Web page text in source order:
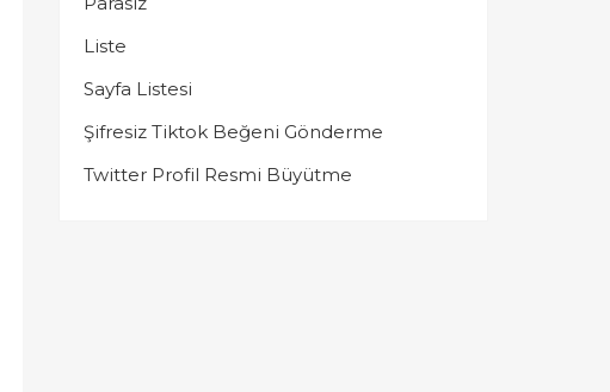
Liste
Sayfa Listesi
Şifresiz Tiktok Beğeni Gönderme
Twitter Profil Resmi Büyütme